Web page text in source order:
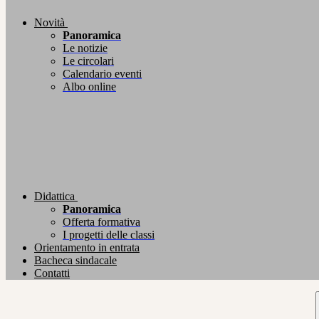
Novità
Panoramica
Le notizie
Le circolari
Calendario eventi
Albo online
Didattica
Panoramica
Offerta formativa
I progetti delle classi
Orientamento in entrata
Bacheca sindacale
Contatti